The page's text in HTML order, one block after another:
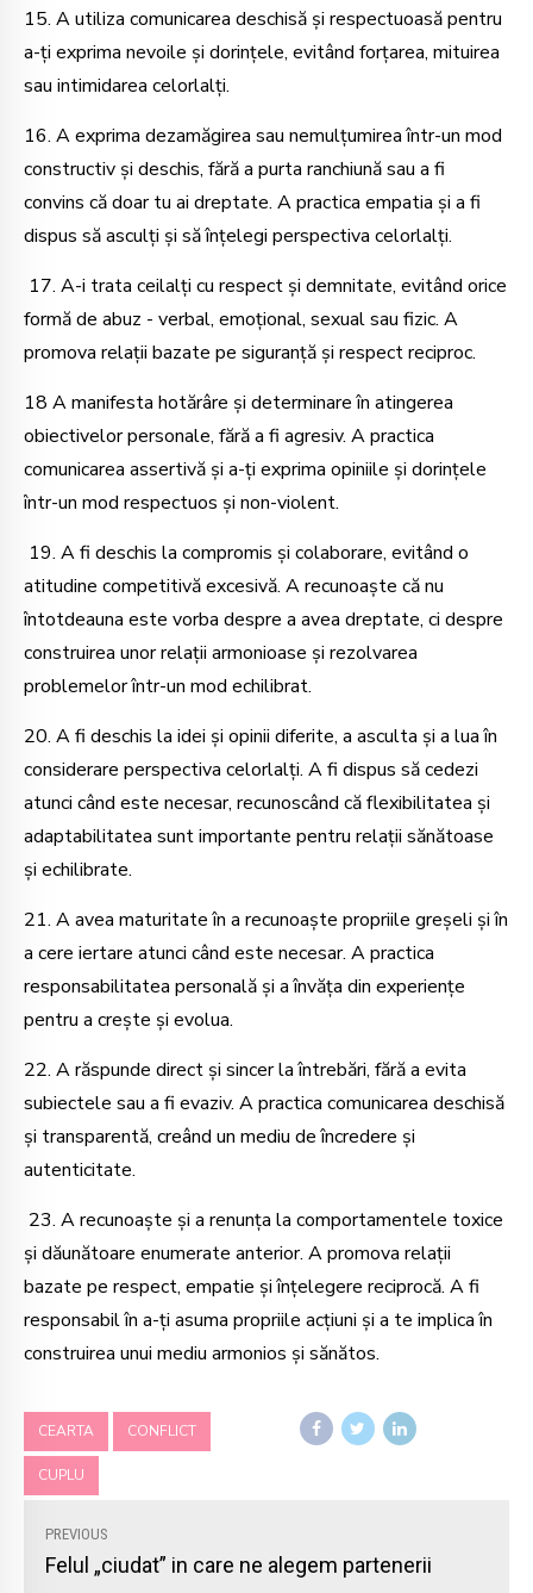
15. A utiliza comunicarea deschisă și respectuoasă pentru
a-ți exprima nevoile și dorințele, evitând forțarea, mituirea
sau intimidarea celorlalți.
16. A exprima dezamăgirea sau nemulțumirea într-un mod
constructiv și deschis, fără a purta ranchiună sau a fi
convins că doar tu ai dreptate. A practica empatia și a fi
dispus să asculți și să înțelegi perspectiva celorlalți.
17. A-i trata ceilalți cu respect și demnitate, evitând orice
formă de abuz - verbal, emoțional, sexual sau fizic. A
promova relații bazate pe siguranță și respect reciproc.
18 A manifesta hotărâre și determinare în atingerea
obiectivelor personale, fără a fi agresiv. A practica
comunicarea assertivă și a-ți exprima opiniile și dorințele
într-un mod respectuos și non-violent.
19. A fi deschis la compromis și colaborare, evitând o
atitudine competitivă excesivă. A recunoaște că nu
întotdeauna este vorba despre a avea dreptate, ci despre
construirea unor relații armonioase și rezolvarea
problemelor într-un mod echilibrat.
20. A fi deschis la idei și opinii diferite, a asculta și a lua în
considerare perspectiva celorlalți. A fi dispus să cedezi
atunci când este necesar, recunoscând că flexibilitatea și
adaptabilitatea sunt importante pentru relații sănătoase
și echilibrate.
21. A avea maturitate în a recunoaște propriile greșeli și în
a cere iertare atunci când este necesar. A practica
responsabilitatea personală și a învăța din experiențe
pentru a crește și evolua.
22. A răspunde direct și sincer la întrebări, fără a evita
subiectele sau a fi evaziv. A practica comunicarea deschisă
și transparentă, creând un mediu de încredere și
autenticitate.
23. A recunoaște și a renunța la comportamentele toxice
și dăunătoare enumerate anterior. A promova relații
bazate pe respect, empatie și înțelegere reciprocă. A fi
responsabil în a-ți asuma propriile acțiuni și a te implica în
construirea unui mediu armonios și sănătos.
CEARTA CONFLICT
CUPLU
PREVIOUS
Felul „ciudat” in care ne alegem partenerii